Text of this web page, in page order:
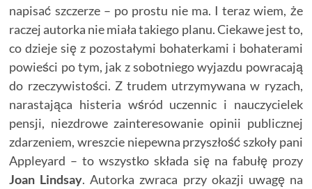
napisać szczerze – po prostu nie ma. I teraz wiem, że
raczej autorka nie miała takiego planu. Ciekawe jest to,
co dzieje się z pozostałymi bohaterkami i bohaterami
powieści po tym, jak z sobotniego wyjazdu powracają
do rzeczywistości. Z trudem utrzymywana w ryzach,
narastająca histeria wśród uczennic i nauczycielek
pensji, niezdrowe zainteresowanie opinii publicznej
zdarzeniem, wreszcie niepewna przyszłość szkoły pani
Appleyard – to wszystko składa się na fabułę prozy
Joan Lindsay. Autorka zwraca przy okazji uwagę na